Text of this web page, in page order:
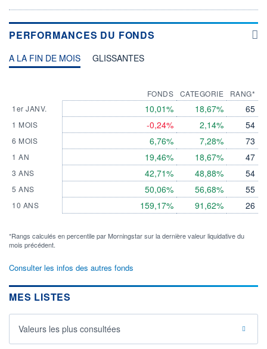
PERFORMANCES DU FONDS
A LA FIN DE MOIS GLISSANTES
1er JANV.
1 MOIS
6 MOIS
1 AN
3 ANS
5 ANS
10 ANS
FONDS
10,01%
-0,24%
6,76%
19,46%
42,71%
50,06%
159,17%
CATEGORIE
18,67%
2,14%
7,28%
18,67%
48,88%
56,68%
91,62%
RANG*
65
54
73
47
54
55
26
*Rangs calculés en percentile par Morningstar sur la dernière valeur liquidative du
mois précédent.
Consulter les infos des autres fonds
MES LISTES
Valeurs les plus consultées